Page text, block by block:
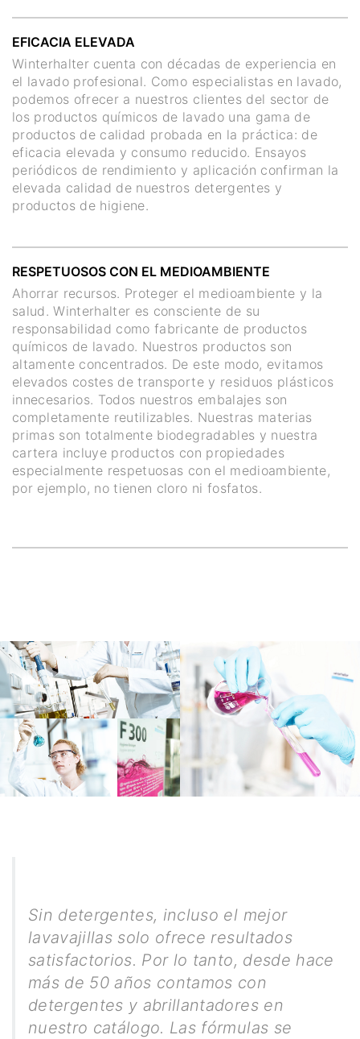
EFICACIA ELEVADA
Winterhalter cuenta con décadas de experiencia en
el lavado profesional. Como especialistas en lavado,
podemos ofrecer a nuestros clientes del sector de
los productos químicos de lavado una gama de
productos de calidad probada en la práctica: de
eficacia elevada y consumo reducido. Ensayos
periódicos de rendimiento y aplicación confirman la
elevada calidad de nuestros detergentes y
productos de higiene.
RESPETUOSOS CON EL MEDIOAMBIENTE
Ahorrar recursos. Proteger el medioambiente y la
salud. Winterhalter es consciente de su
responsabilidad como fabricante de productos
químicos de lavado. Nuestros productos son
altamente concentrados. De este modo, evitamos
elevados costes de transporte y residuos plásticos
innecesarios. Todos nuestros embalajes son
completamente reutilizables. Nuestras materias
primas son totalmente biodegradables y nuestra
cartera incluye productos con propiedades
especialmente respetuosas con el medioambiente,
por ejemplo, no tienen cloro ni fosfatos.
Sin detergentes, incluso el mejor
lavavajillas solo ofrece resultados
satisfactorios. Por lo tanto, desde hace
más de 50 años contamos con
detergentes y abrillantadores en
nuestro catálogo. Las fórmulas se